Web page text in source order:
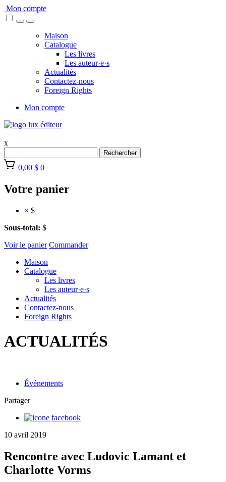
Skip
to
Mon compte
Maison
Catalogue
Les livres
Les auteur·e·s
Actualités
Contactez-nous
Foreign Rights
Mon compte
x
Rechercher
0,00 $ 0
Votre panier
× $
Sous-total: $
Voir le panier Commander
Maison
Catalogue
Les livres
Les auteur·e·s
Actualités
Contactez-nous
Foreign Rights
ACTUALITÉS
Événements
Partager
10 avril 2019
Rencontre avec Ludovic Lamant et
Charlotte Vorms